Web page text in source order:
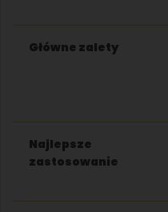
Główne zalety
Najlepsze
zastosowanie